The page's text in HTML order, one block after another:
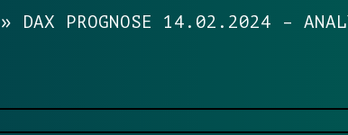
»
DAX PROGNOSE 14.02.2024 –